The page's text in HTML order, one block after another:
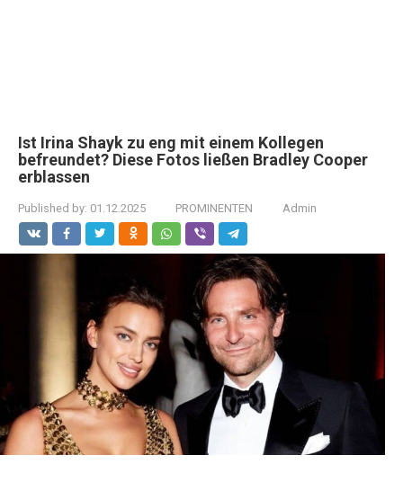
Ist Irina Shayk zu eng mit einem Kollegen
befreundet? Diese Fotos ließen Bradley Cooper
erblassen
Published by: 01.12.2025 PROMINENTEN Admin